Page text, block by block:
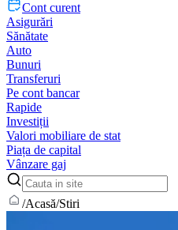
Cont curent
Asigurări
Sănătate
Auto
Bunuri
Transferuri
Pe cont bancar
Rapide
Investiții
Valori mobiliare de stat
Piața de capital
Vânzare gaj
/Acasă/Stiri